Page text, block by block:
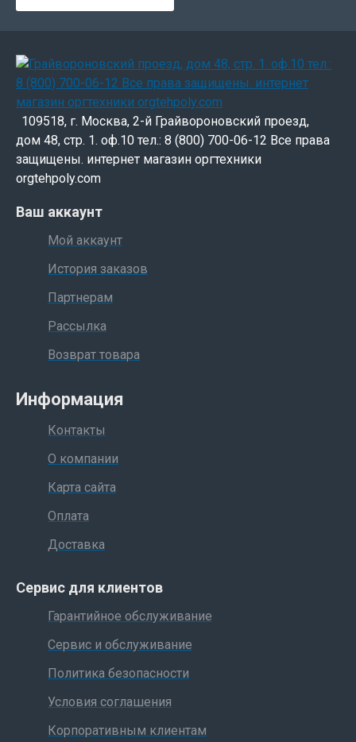
109518, г. Москва, 2-й Грайвороновский проезд,
дом 48, стр. 1. оф.10 тел.: 8 (800) 700-06-12 Все права
защищены. интернет магазин оргтехники
orgtehpoly.com
Ваш аккаунт
Мой аккаунт
История заказов
Партнерам
Рассылка
Возврат товара
Информация
Контакты
О компании
Карта сайта
Оплата
Доставка
Сервис для клиентов
Гарантийное обслуживание
Сервис и обслуживание
Политика безопасности
Условия соглашения
Корпоративным клиентам